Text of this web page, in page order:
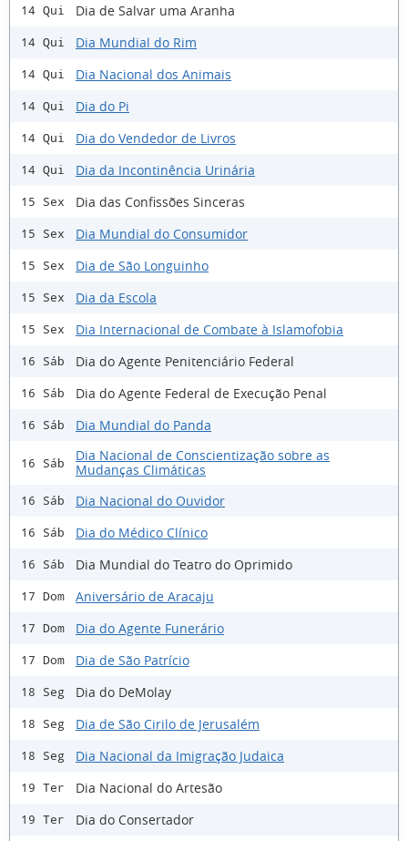
14 Qui Dia de Salvar uma Aranha
14 Qui Dia Mundial do Rim
14 Qui Dia Nacional dos Animais
14 Qui Dia do Pi
14 Qui Dia do Vendedor de Livros
14 Qui Dia da Incontinência Urinária
15 Sex Dia das Confissões Sinceras
15 Sex Dia Mundial do Consumidor
15 Sex Dia de São Longuinho
15 Sex Dia da Escola
15 Sex Dia Internacional de Combate à Islamofobia
16 Sáb Dia do Agente Penitenciário Federal
16 Sáb Dia do Agente Federal de Execução Penal
16 Sáb Dia Mundial do Panda
16 Sáb
Dia Nacional de Conscientização sobre as
Mudanças Climáticas
16 Sáb Dia Nacional do Ouvidor
16 Sáb Dia do Médico Clínico
16 Sáb Dia Mundial do Teatro do Oprimido
17 Dom Aniversário de Aracaju
17 Dom Dia do Agente Funerário
17 Dom Dia de São Patrício
18 Seg Dia do DeMolay
18 Seg Dia de São Cirilo de Jerusalém
18 Seg Dia Nacional da Imigração Judaica
19 Ter Dia Nacional do Artesão
19 Ter Dia do Consertador